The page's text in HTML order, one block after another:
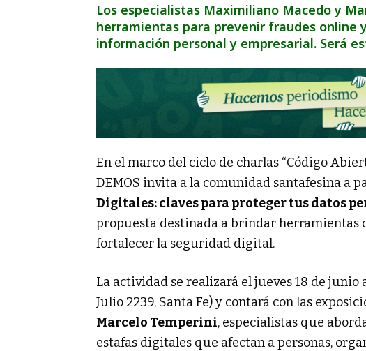
Los especialistas Maximiliano Macedo y
herramientas para prevenir fraudes online
información personal y empresarial. Será
En el marco del ciclo de charlas “Código
DEMOS invita a la comunidad santafesina a
Digitales: claves para proteger tus datos
propuesta destinada a brindar herramientas
fortalecer la seguridad digital.
La actividad se realizará el jueves 18 de junio
Julio 2239, Santa Fe) y contará con las
Marcelo Temperini, especialistas que
estafas digitales que afectan a personas,